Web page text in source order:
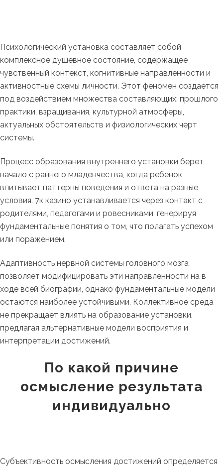
Психологический установка составляет собой
комплексное душевное состояние, содержащее
чувственный контекст, когнитивные направленности и
активностные схемы личности. Этот феномен создается
под воздействием множества составляющих: прошлого
практики, взращивания, культурной атмосферы,
актуальных обстоятельств и физиологических черт
системы.
Процесс образования внутреннего установки берет
начало с раннего младенчества, когда ребенок
впитывает паттерны поведения и ответа на разные
условия. 7к казино устанавливается через контакт с
родителями, педагогами и ровесниками, генерируя
фундаментальные понятия о том, что полагать успехом
или поражением.
Адаптивность нервной системы головного мозга
позволяет модифицировать эти направленности на в
ходе всей биографии, однако фундаментальные модели
остаются наиболее устойчивыми. Коллективное среда
не прекращает влиять на образование установки,
предлагая альтернативные модели восприятия и
интерпретации достижений.
По какой причине
осмысление результата
индивидуально
Субъективность осмысления достижений определяется